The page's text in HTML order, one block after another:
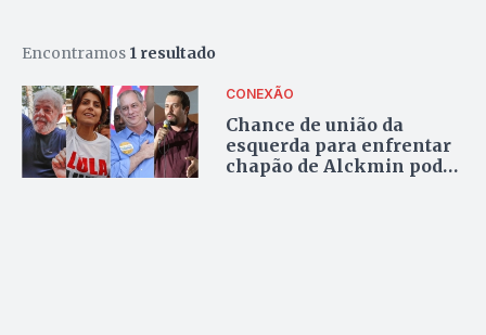
Encontramos 1 resultado
CONEXÃO
Chance de união da
esquerda para enfrentar
chapão de Alckmin pode